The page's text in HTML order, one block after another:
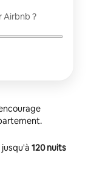
Airbnb ?
120 nuits